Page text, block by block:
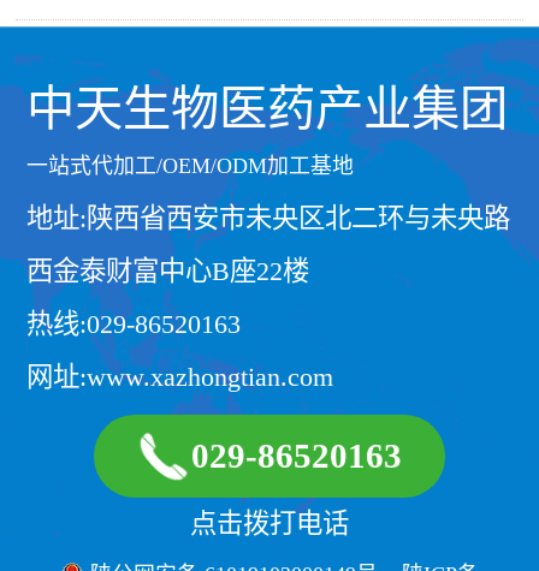
中天生物医药产业集团
一站式代加工/OEM/ODM加工基地
地址:陕西省西安市未央区北二环与未央路
西金泰财富中心B座22楼
热线:029-86520163
网址:www.xazhongtian.com
029-86520163
点击拨打电话